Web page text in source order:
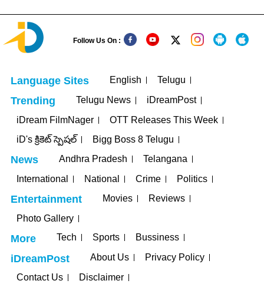
Follow Us On :
Language Sites English Telugu
Trending Telugu News
iDreamPost
iDream FilmNager
OTT Releases This Week
iD's క్రికెట్ స్పెషల్
Bigg Boss 8 Telugu
News Andhra Pradesh
Telangana
International
National Crime Politics
Entertainment Movies
Reviews
Photo Gallery
More Tech Sports Bussiness
iDreamPost About Us
Privacy Policy
Contact Us
Disclaimer